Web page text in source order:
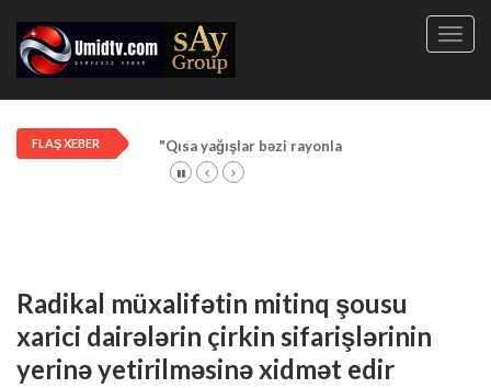
FLAŞ XEBER "Qısa yağışlar bəzi rayonlarda davam edir"
Radikal müxalifətin mitinq şousu
xarici dairələrin çirkin sifarişlərinin
yerinə yetirilməsinə xidmət edir